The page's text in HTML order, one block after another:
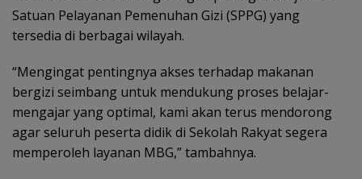
Satuan Pelayanan Pemenuhan Gizi (SPPG) yang
tersedia di berbagai wilayah.
“Mengingat pentingnya akses terhadap makanan
bergizi seimbang untuk mendukung proses belajar-
mengajar yang optimal, kami akan terus mendorong
agar seluruh peserta didik di Sekolah Rakyat segera
memperoleh layanan MBG,” tambahnya.